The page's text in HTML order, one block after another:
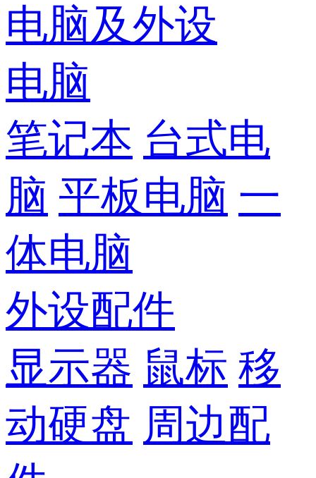
电脑及外设
电脑
笔记本 台式电
脑 平板电脑 一
体电脑
外设配件
显示器 鼠标 移
动硬盘 周边配